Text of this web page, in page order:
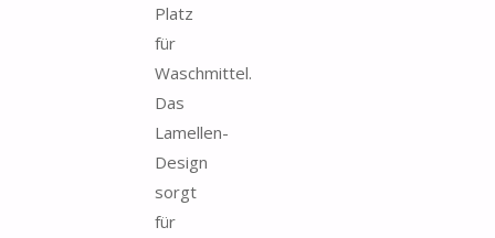
Platz
für
Waschmittel.
Das
Lamellen-
Design
sorgt
für